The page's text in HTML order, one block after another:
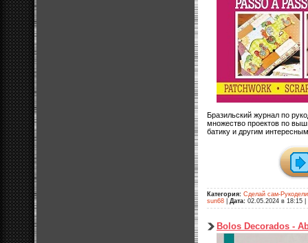
Бразильский журнал по
множество проектов по
батику и другим
Категория: Сделай сам-
sun68
Дата: 02.05.2024 в 18:15
Bolos Decorados -